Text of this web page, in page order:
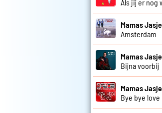
Als jij er nog
Mamas Jasje
Amsterdam
Mamas Jasje
Bijna voorbij
Mamas
Bye bye love